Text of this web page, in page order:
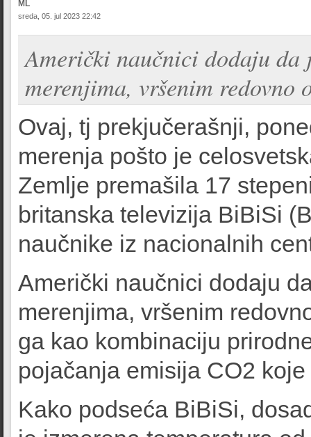
ML
sreda, 05. jul 2023 22:42
Američki naučnici dodaju
merenjima, vršenim redovno
Ovaj, tj prekjučerašnji,
merenja pošto je
Zemlje premašila 17
britanska televizija BiBiSi
naučnike iz nacionalnih
Američki naučnici dodaju
merenjima, vršenim
ga kao kombinaciju
pojačanja emisija CO2
Kako podseća BiBiSi,